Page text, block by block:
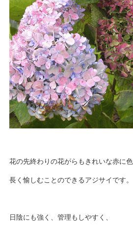
花の先終わりの花がらもきれいな赤に色
長く愉しむことのできるアジサイです。
日陰にも強く、管理もしやすく、